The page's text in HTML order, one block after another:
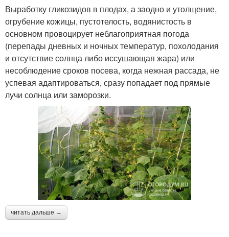
Выработку гликозидов в плодах, а заодно и утолщение,
огрубение кожицы, пустотелость, водянистость в
основном провоцирует неблагоприятная погода
(перепады дневных и ночных температур, похолодания
и отсутствие солнца либо иссушающая жара) или
несоблюдение сроков посева, когда нежная рассада, не
успевая адаптироваться, сразу попадает под прямые
лучи солнца или заморозки.
читать дальше →